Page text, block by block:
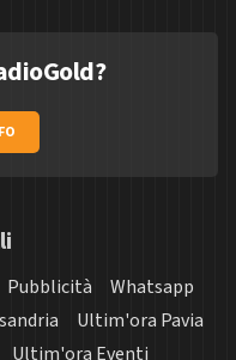
Pubblicità
Whatsapp
Ultim'ora Pavia
Ultim'ora Eventi